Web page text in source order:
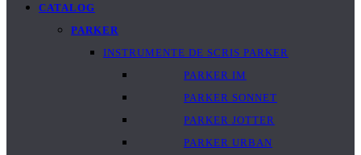
CATALOG
PARKER
INSTRUMENTE DE SCRIS PARKER
PARKER IM
PARKER SONNET
PARKER JOTTER
PARKER URBAN